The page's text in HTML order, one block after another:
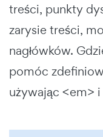
treści, punkty
zarysie treści,
nagłówków.
pomóc
używając <em>